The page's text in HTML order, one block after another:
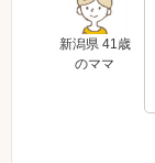
新潟県 41歳
のママ